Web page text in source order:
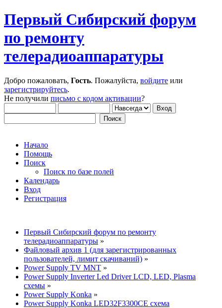
Первый Сибирский форум
по ремонту
телерадиоаппаратуры
Добро пожаловать, Гость. Пожалуйста, войдите или
зарегистрируйтесь.
Не получили письмо с кодом активации?
Начало
Помощь
Поиск
Поиск по базе полей
Календарь
Вход
Регистрация
Первый Сибирский форум по ремонту
телерадиоаппаратуры »
Файловый архив 1 (для зарегистрированных
пользователей, лимит скачиваний) »
Power Supply TV MNT »
Power Supply Inverter Led Driver LCD, LED, Plasma
схемы »
Power Supply Konka »
Power Supply Konka LED32F3300CE схема